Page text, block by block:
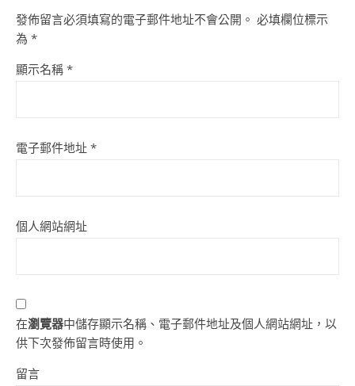
發佈留言必須填寫的電子郵件地址不會公開。 必填欄位標示
為 *
顯示名稱 *
電子郵件地址 *
個人網站網址
在瀏覽器中儲存顯示名稱、電子郵件地址及個人網站網址，以
供下次發佈留言時使用。
留言